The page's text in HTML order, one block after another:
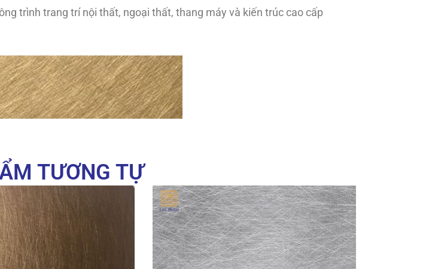
trình trang trí nội thất, ngoại thất, thang máy và kiến trúc cao cấp
TƯƠNG TỰ